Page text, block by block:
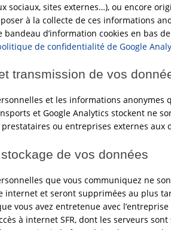
sociaux, sites externes…), ou encore
à la collecte de ces informations
bandeau d’information cookies en bas
de confidentialité de Google
transmission de vos
et les informations anonymes
et Google Analytics stockent ne
ou entreprises externes aux
de vos données
que vous communiquez ne
internet et seront supprimées au plus
vous avez entretenue avec
à internet SFR, dont les serveurs